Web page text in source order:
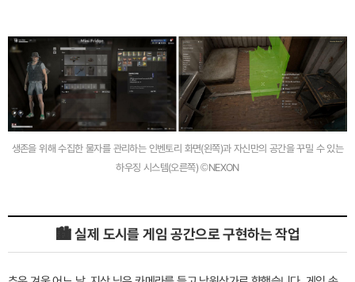
생존을 위해 수집한 물자를 관리하는 인벤토리 화면(왼쪽)과 자신만의 공간을 꾸밀 수 있는
하우징 시스템(오른쪽) ©NEXON
🏙️ 실제 도시를 게임 공간으로 구현하는 작업